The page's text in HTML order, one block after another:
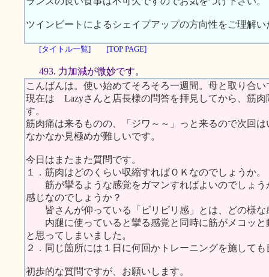
ツインビートによるシェイプアップの方向性をご理解
[タイトル一覧] [TOP PAGE]
493. 力加減が微妙です。
こんばんは。使い始めてそろそろ一週間。母と取り合い
現在は Lazyさんと店長様の問答を拝見してから、筋
す。
筋肉痛は来るものの、「ジワ～～」っと来るので次回
なかなか見極めが難しいです。
今日はまたまた質問です。
１．筋肉はどのくらい収縮すればＯＫなのでしょうか。
筋が攣るような感覚をガマンすればよいのでしょう
感じなのでしょうか？
皆さんが仰っている「ビリビリ感」とは、どの様な
内腿に使っていると攣る感覚と同時に筋がメコッと
と思ってしまいました。
２．同じ箇所には１日に何回かトレーニングを施して
初歩的な質問ですが、お願いします。